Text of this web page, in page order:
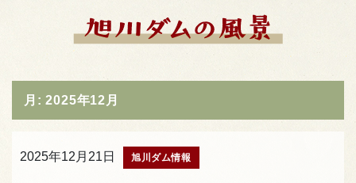
月:2025年12月
2025年12月21日 旭川ダム情報